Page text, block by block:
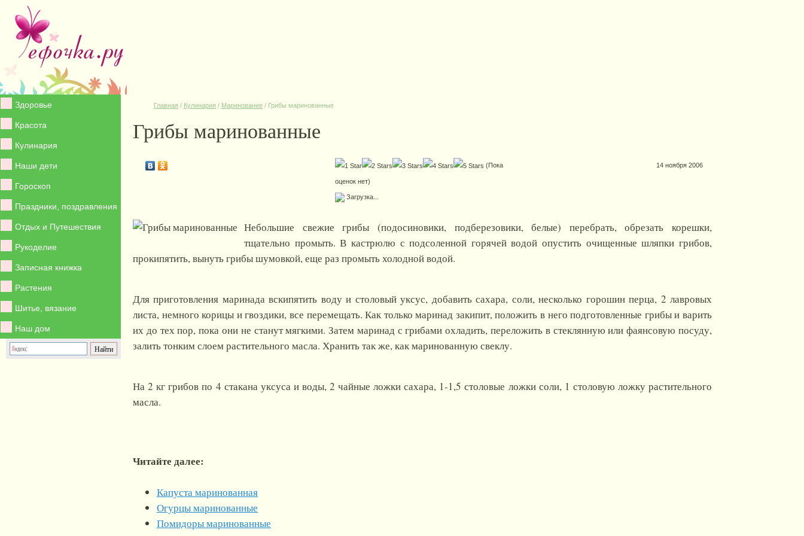
Здоровье
Красота
Кулинария
Наши дети
Гороскоп
Праздники, поздравления
Отдых и Путешествия
Рукоделие
Записная книжка
Растения
Шитье, вязание
Наш дом
Главная / Кулинария / Маринование / Грибы маринованные
Грибы маринованные
(Пока
оценок нет)
Загрузка...
14 ноября 2006
Небольшие свежие грибы (подосиновики, подберезовики, белые) перебрать, обрезать корешки,
тщательно промыть. В кастрюлю с подсоленной горячей водой опустить очищенные шляпки грибов,
прокипятить, вынуть грибы шумовкой, еще раз промыть холодной водой.
Для приготовления маринада вскипятить воду и столовый уксус, добавить сахара, соли, несколько горошин перца, 2 лавровых
листа, немного корицы и гвоздики, все перемещать. Как только маринад закипит, положить в него подготовленные грибы и варить
их до тех пор, пока они не станут мягкими. Затем маринад с грибами охладить, переложить в стеклянную или фаянсовую посуду,
залить тонким слоем растительного масла. Хранить так же, как маринованную свеклу.
На2 кг грибов по 4 стакана уксуса и воды, 2 чайные ложки сахара, 1-1,5 столовые ложки соли, 1 столовую ложку растительного
масла.
Читайте далее:
Капуста маринованная
Огурцы маринованные
Помидоры маринованные